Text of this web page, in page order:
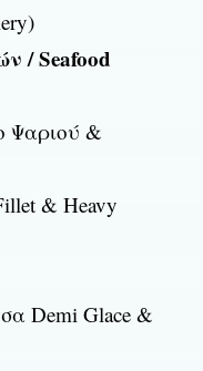
/ Seafood
Ψαριού &
& Heavy
Demi Glace &